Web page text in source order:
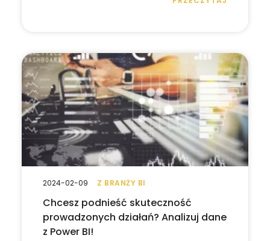
Z BRANŻY BI
Chcesz podnieść skuteczność
prowadzonych działań? Analizuj dane
z Power BI!
2024-02-09